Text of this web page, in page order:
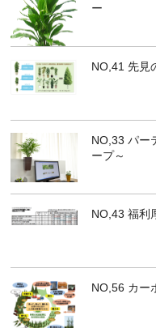
ー
NO,41 先見
NO,33 パー
ープ～
NO,43 福利
NO,56 カー